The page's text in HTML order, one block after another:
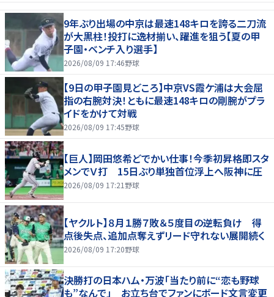
9年ぶり出場の中京は最速148キロを誇る二刀流
が大黒柱！投打に逸材揃い、躍進を狙う【夏の甲
子園・ベンチ入り選手】
2026/08/09 17:46野球
【9日の甲子園見どころ】中京VS霞ケ浦は大会屈
指の右腕対決！ともに最速148キロの剛腕がプラ
イドをかけて対戦
2026/08/09 17:45野球
【巨人】岡田悠希どでかい仕事！今季初昇格即スタ
メンでＶ打 15日ぶり単独首位浮上へ阪神に圧
2026/08/09 17:21 野球
【ヤクルト】８月１勝７敗＆５度目の逆転負け 得
点後失点、追加点奪えずリード守れない展開続く
2026/08/09 17:20野球
決勝打の日本ハム・万波「当たり前に“恋も野球
も”なんで」 お立ち台でファンにボード文言変更